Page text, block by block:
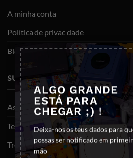
ALGO GRANDE
ESTÁ PARA
CHEGAR ;) !
Deixa-nos os teus dados para
possas ser notificado em
mão
A minha conta
Política de privacidade
Blog
SUPORTE
As minhas encomendas
Termos e Condições
Trocas e devoluções